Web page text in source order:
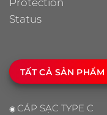
TẤT CẢ SẢN PHẨM
◉ CÁP SẠC TYPE C